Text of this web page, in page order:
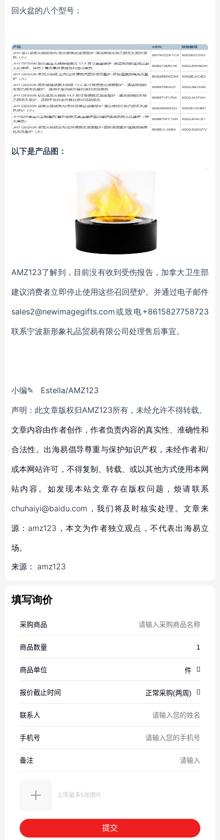
回火盆的八个型号：
以下是产品图：
AMZ123了解到，目前没有收到受伤报告，加拿大卫生部
建议消费者立即停止使用这些召回壁炉。并通过电子邮件
sales2@newimagegifts.com或致电+8615827758723
联系宁波新形象礼品贸易有限公司处理售后事宜。
小编✎ Estella/AMZ123
声明：此文章版权归AMZ123所有，未经允许不得转载。
文章内容由作者创作，作者负责内容的真实性、准确性和
合法性。出海易倡导尊重与保护知识产权，未经作者和/
或本网站许可，不得复制、转载、或以其他方式使用本网
站内容。如发现本站文章存在版权问题，烦请联系
chuhaiyi@baidu.com，我们将及时核实处理。文章来
源：amz123，本文为作者独立观点，不代表出海易立
场。
来源： amz123
填写询价